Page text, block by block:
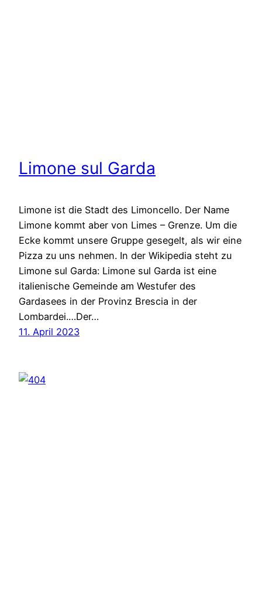
Limone sul Garda
Limone ist die Stadt des Limoncello. Der Name
Limone kommt aber von Limes – Grenze. Um die
Ecke kommt unsere Gruppe gesegelt, als wir eine
Pizza zu uns nehmen. In der Wikipedia steht zu
Limone sul Garda: Limone sul Garda ist eine
italienische Gemeinde am Westufer des
Gardasees in der Provinz Brescia in der
Lombardei.…Der…
11. April 2023